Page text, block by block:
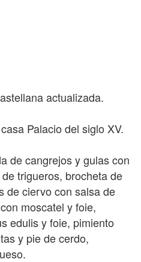
actualizada.
Palacio del siglo XV.
de cangrejos y gulas con
trigueros, brocheta de
de ciervo con salsa de
moscatel y foie,
edulis y foie, pimiento
y pie de cerdo,